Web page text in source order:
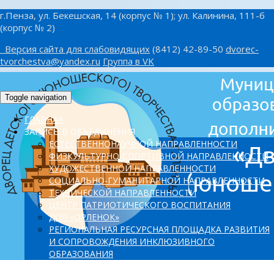
г.Пенза, ул. Бекешская, 14 (корпус № 1); ул. Калинина, 111-б
(корпус № 2)
Версия сайта для слабовидящих (8412) 42-89-50 dvorec-
tvorchestva@yandex.ru Группа в VK
Toggle navigation
ГЛАВНАЯ
ЗАПИСЬ В ОБЪЕДИНЕНИЯ
ЕСТЕСТВЕННОНАУЧНОЙ НАПРАВЛЕННОСТИ
ФИЗКУЛЬТУРНО-СПОРТИВНОЙ НАПРАВЛЕННОСТИ
ХУДОЖЕСТВЕННОЙ НАПРАВЛЕННОСТИ
СОЦИАЛЬНО-ГУМАНИТАРНОЙ НАПРАВЛЕННОСТИ
ТЕХНИЧЕСКОЙ НАПРАВЛЕННОСТИ
ЦЕНТР ПАТРИОТИЧЕСКОГО ВОСПИТАНИЯ
ДОЛ «ОРЛЕНОК»
PЕГИОНАЛЬНАЯ РЕСУРСНАЯ ПЛОЩАДКА РАЗВИТИЯ
И СОПРОВОЖДЕНИЯ ИНКЛЮЗИВНОГО
ОБРАЗОВАНИЯ